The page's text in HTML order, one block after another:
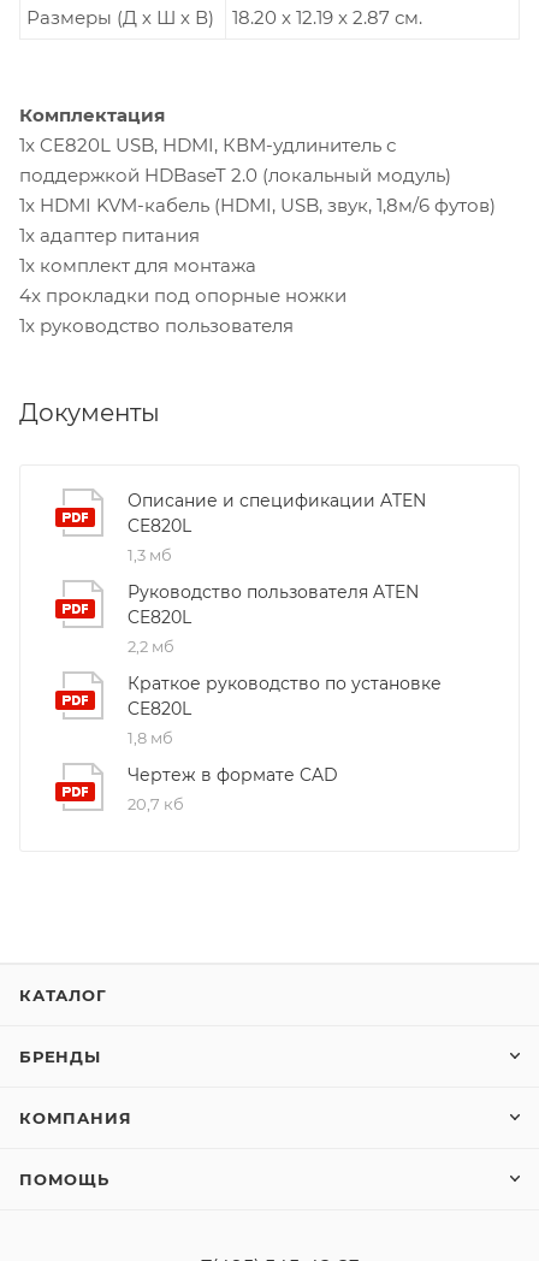
Размеры (Д х Ш х В)
18.20 x 12.19 x 2.87 см.
Комплектация
1x CE820L USB, HDMI, КВМ-удлинитель с
поддержкой HDBaseT 2.0 (локальный модуль)
1x HDMI KVM-кабель (HDMI, USB, звук, 1,8м/6 футов)
1x адаптер питания
1x комплект для монтажа
4x прокладки под опорные ножки
1x руководство пользователя
Документы
Описание и спецификации ATEN
CE820L
1,3 мб
Руководство пользователя ATEN
CE820L
2,2 мб
Краткое руководство по установке
CE820L
1,8 мб
Чертеж в формате CAD
20,7 кб
КАТАЛОГ
БРЕНДЫ
КОМПАНИЯ
ПОМОЩЬ